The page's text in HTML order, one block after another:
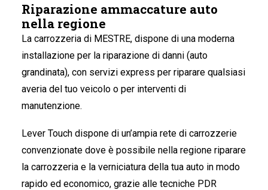
Riparazione ammaccature auto
nella regione
La carrozzeria di MESTRE, dispone di una moderna
installazione per la riparazione di danni (auto
grandinata), con servizi express per riparare qualsiasi
averia del tuo veicolo o per interventi di
manutenzione.
Lever Touch dispone di un’ampia rete di carrozzerie
convenzionate dove è possibile nella regione riparare
la carrozzeria e la verniciatura della tua auto in modo
rapido ed economico, grazie alle tecniche PDR